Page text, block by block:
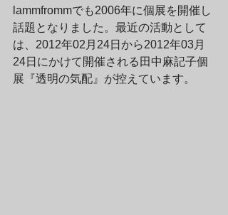
lammfrommでも2006年に個展を開催し
話題となりました。最近の活動として
は、2012年02月24日から2012年03月
24日にかけて開催される田中麻記子個
展『透明の気配』が控えています。